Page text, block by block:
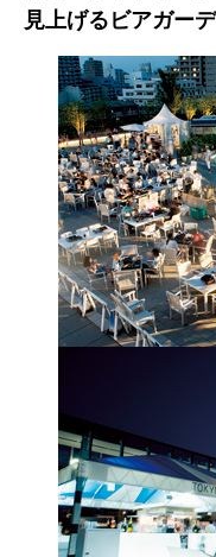
見上げるビアガー